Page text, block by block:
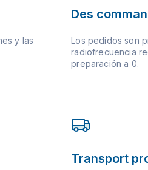
y las
Des
Los pedidos son
radiofrecuencia
preparación a 0.
Transport